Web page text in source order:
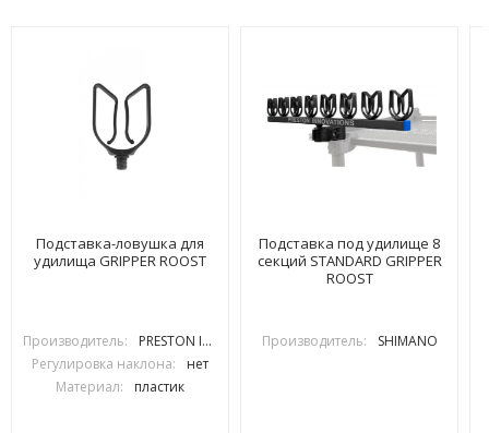
Подставка-ловушка для
удилища GRIPPER ROOST
Производитель:
PRESTON INOVATIONS
Регулировка наклона:
нет
Материал:
пластик
Подставка под удилище 8
секций STANDARD GRIPPER
ROOST
Производитель: SHIMANO